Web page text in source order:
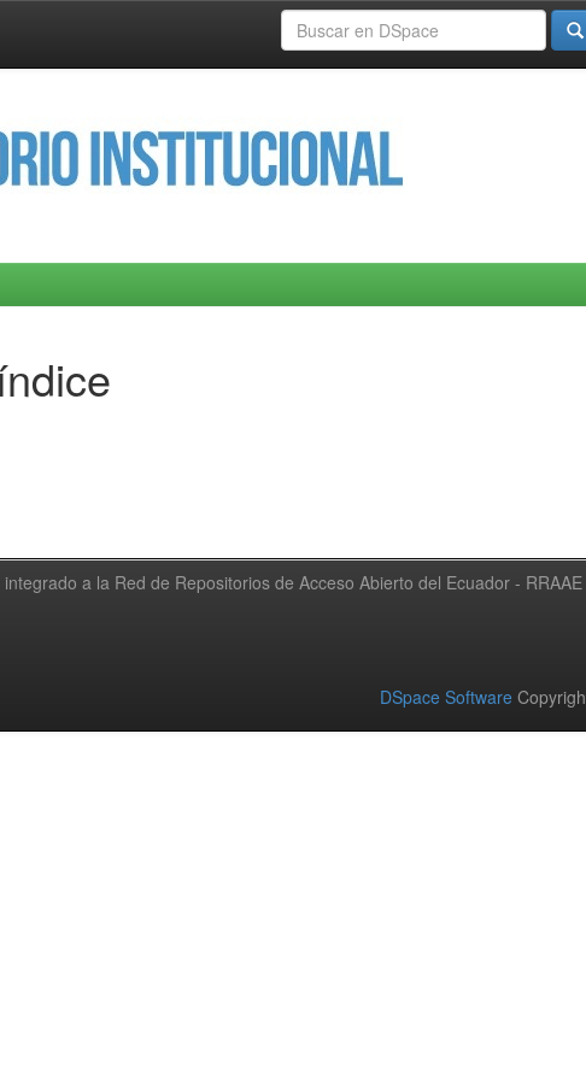
a la Red de Repositorios de Acceso Abierto del Ecuador - RRAAE
DSpace Software